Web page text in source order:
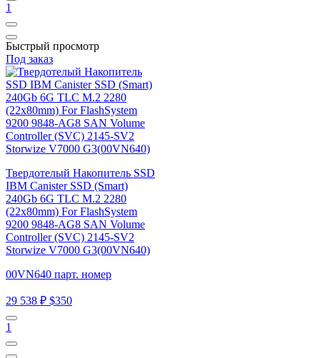
1
Быстрый просмотр
Под заказ
Твердотелый Накопитель SSD
IBM Canister SSD (Smart)
240Gb 6G TLC M.2 2280
(22x80mm) For FlashSystem
9200 9848-AG8 SAN Volume
Controller (SVC) 2145-SV2
Storwize V7000 G3(00VN640)
00VN640 парт. номер
29 538 ₽ $350
1